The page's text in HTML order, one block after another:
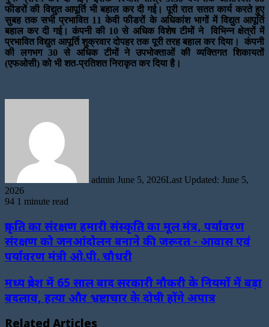
फीडरों की विद्युत आपूर्ति भी बहाल कर दी गई। पूरी रात सतत कार्य करते हुए
सुबह तक सभी प्रभावित 11 केवी फीडरों के अधिकांश भागों में विद्युत आपूर्ति
बहाल कर दी गई। कंपनी की 10 से अधिक विशेष टीमों ने विभिन्न क्षेत्रों में
प्रभावित विद्युत आपूर्ति शुक्रवार दोपहर तक पूरी तरह बहाल कर दिया। कंपनी
की लगभग 30 से अधिक टीमों ने उपभोक्‍ताओं की व्‍यक्तिगत शिकायतों
(एफओसी) को भी शत-प्रतिशत निराकृत कर दिया है।
admin June 5, 2026Last Updated: June 5,
2026
94 1 minute read
प्रकृति का संरक्षण हमारी संस्कृति का मूल मंत्र, पर्यावरण
संरक्षण को जनआंदोलन बनाने की जरूरत - आवास एवं
पर्यावरण मंत्री ओ.पी. चौधरी
मध्य प्रदेश में 65 साल बाद सरकारी नौकरी के नियमों में बड़ा
बदलाव, हत्या और भ्रष्टाचार के दोषी होंगे अपात्र
Related Articles